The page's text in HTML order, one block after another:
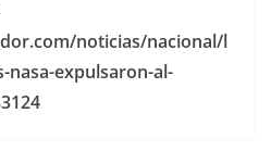
noticias/nacional/l
nasa-expulsaron-al-